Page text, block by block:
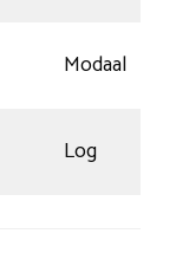
Modaal
Log